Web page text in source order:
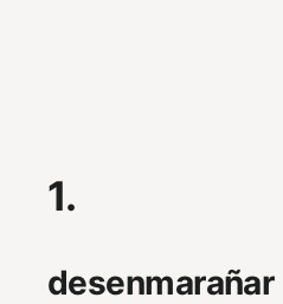
1.
desenmarañar